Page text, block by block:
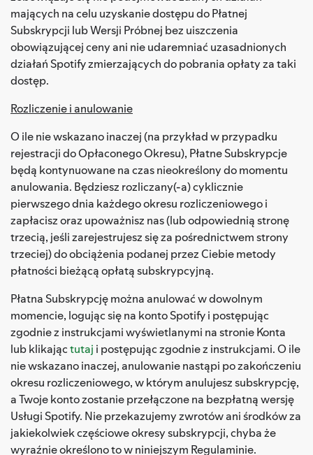
mających na celu uzyskanie dostępu do Płatnej
Subskrypcji lub Wersji Próbnej bez uiszczenia
obowiązującej ceny ani nie udaremniać uzasadnionych
działań Spotify zmierzających do pobrania opłaty za taki
dostęp.
Rozliczenie i anulowanie
O ile nie wskazano inaczej (na przykład w przypadku
rejestracji do Opłaconego Okresu), Płatne Subskrypcje
będą kontynuowane na czas nieokreślony do momentu
anulowania. Będziesz rozliczany(-a) cyklicznie
pierwszego dnia każdego okresu rozliczeniowego i
zapłacisz oraz upoważnisz nas (lub odpowiednią stronę
trzecią, jeśli zarejestrujesz się za pośrednictwem strony
trzeciej) do obciążenia podanej przez Ciebie metody
płatności bieżącą opłatą subskrypcyjną.
Płatna Subskrypcję można anulować w dowolnym
momencie, logując się na konto Spotify i postępując
zgodnie z instrukcjami wyświetlanymi na stronie Konta
lub klikająctutaj i postępując zgodnie z instrukcjami. O ile
nie wskazano inaczej, anulowanie nastąpi po zakończeniu
okresu rozliczeniowego, w którym anulujesz subskrypcję,
a Twoje konto zostanie przełączone na bezpłatną wersję
Usługi Spotify. Nie przekazujemy zwrotów ani środków za
jakiekolwiek częściowe okresy subskrypcji, chyba że
wyraźnie określono to w niniejszym Regulaminie.